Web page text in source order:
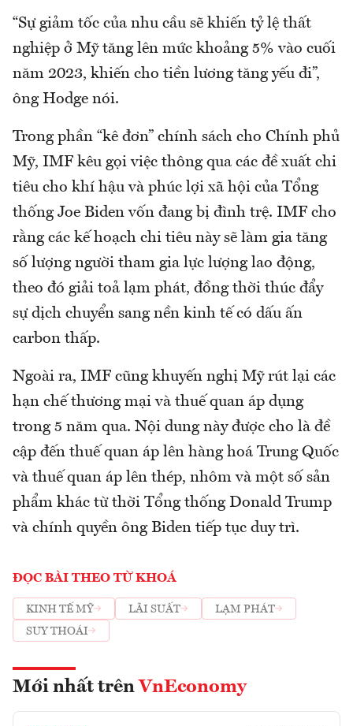
“Sự giảm tốc của nhu cầu sẽ khiến tỷ lệ thất
nghiệp ở Mỹ tăng lên mức khoảng 5% vào cuối
năm 2023, khiến cho tiền lương tăng yếu đi”,
ông Hodge nói.
Trong phần “kê đơn” chính sách cho Chính phủ
Mỹ, IMF kêu gọi việc thông qua các đề xuất chi
tiêu cho khí hậu và phúc lợi xã hội của Tổng
thống Joe Biden vốn đang bị đình trệ. IMF cho
rằng các kế hoạch chi tiêu này sẽ làm gia tăng
số lượng người tham gia lực lượng lao động,
theo đó giải toả lạm phát, đồng thời thúc đẩy
sự dịch chuyển sang nền kinh tế có dấu ấn
carbon thấp.
Ngoài ra, IMF cũng khuyến nghị Mỹ rút lại các
hạn chế thương mại và thuế quan áp dụng
trong 5 năm qua. Nội dung này được cho là đề
cập đến thuế quan áp lên hàng hoá Trung Quốc
và thuế quan áp lên thép, nhôm và một số sản
phẩm khác từ thời Tổng thống Donald Trump
và chính quyền ông Biden tiếp tục duy trì.
ĐỌC BÀI THEO TỪ KHOÁ
KINH TẾ MỸ LÃI SUẤT
LẠM PHÁT
SUY THOÁI
Mới nhất trên VnEconomy